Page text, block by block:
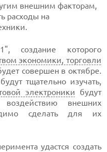
внешним факторам,
расходы на
создание которого
экономики, торговли
совершен в октябре.
тщательно изучать,
электроники будут
воздействию внешних
сделать для их
удастся создать